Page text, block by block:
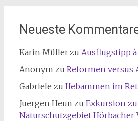
Neueste
Karin Müllerzu Ausflugstipp à
Anonymzu Reformen versus
Gabriele zu Hebammen im
Juergen Heunzu Exkursion
Naturschutzgebiet Hörbacher